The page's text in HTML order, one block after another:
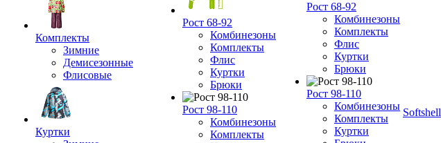
Комплекты
Зимние
Демисезонные
Флисовые
Куртки
Рост 68-92
Комбинезоны
Комплекты
Флис
Куртки
Брюки
Рост 98-110
Комбинезоны
Комплекты
Рост 68-92
Комбинезоны
Комплекты
Флис
Куртки
Брюки
Рост 98-110
Комбинезоны
Комплекты
Куртки
Softshell